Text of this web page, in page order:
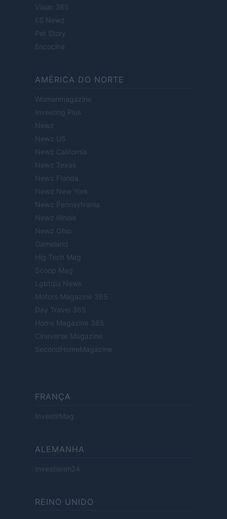
Viajar 365
ES Newz
Pet Story
Encocina
AMÉRICA DO NORTE
Womanmagazine
Investing Plus
Newz
Newz US
Newz California
Newz Texas
Newz Florida
Newz New York
Newz Pennsylvania
Newz Illinois
Newz Ohio
Gameland
Hig Tech Mag
Scoop Mag
Lgbtqia News
Motors Magazine 365
Day Travel 365
Home Magazine 365
Cineverse Magazine
SecondHomeMagazine
FRANÇA
InvestirMag
ALEMANHA
Investieren24
REINO UNIDO